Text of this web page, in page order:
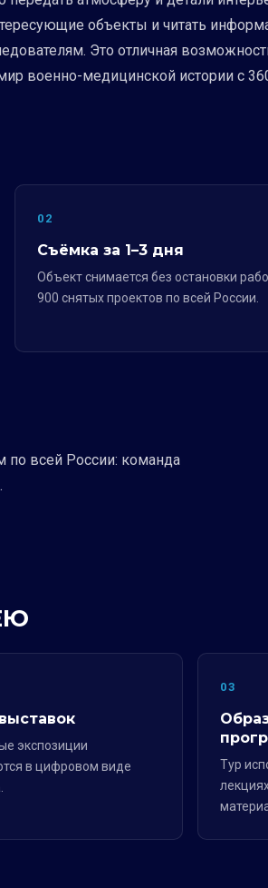
объекты и читать
Это отличная
военно-медицинской истории с
02
Съёмка за 1–3 дня
Объект снимается без остановки
900 снятых проектов по всей России.
по всей России: команда
экспозиции
в цифровом виде
03
Тур